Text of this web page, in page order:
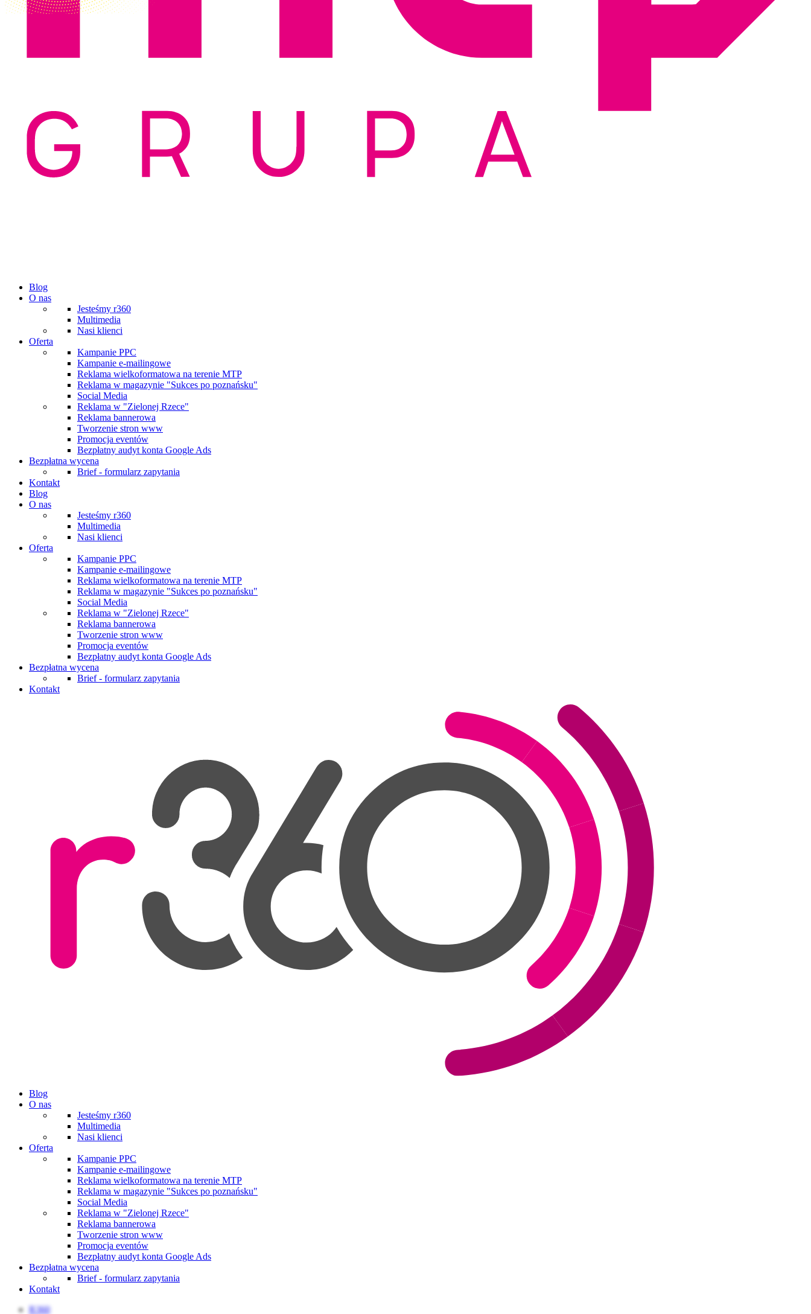
Blog
O nas
Jesteśmy r360
Multimedia
Nasi klienci
Oferta
Kampanie PPC
Kampanie e-mailingowe
Reklama wielkoformatowa na terenie MTP
Reklama w magazynie "Sukces po poznańsku"
Social Media
Reklama w "Zielonej Rzece"
Reklama bannerowa
Tworzenie stron www
Promocja eventów
Bezpłatny audyt konta Google Ads
Bezpłatna wycena
Brief - formularz zapytania
Kontakt
Blog
O nas
Jesteśmy r360
Multimedia
Nasi klienci
Oferta
Kampanie PPC
Kampanie e-mailingowe
Reklama wielkoformatowa na terenie MTP
Reklama w magazynie "Sukces po poznańsku"
Social Media
Reklama w "Zielonej Rzece"
Reklama bannerowa
Tworzenie stron www
Promocja eventów
Bezpłatny audyt konta Google Ads
Bezpłatna wycena
Brief - formularz zapytania
Kontakt
Blog
O nas
Jesteśmy r360
Multimedia
Nasi klienci
Oferta
Kampanie PPC
Kampanie e-mailingowe
Reklama wielkoformatowa na terenie MTP
Reklama w magazynie "Sukces po poznańsku"
Social Media
Reklama w "Zielonej Rzece"
Reklama bannerowa
Tworzenie stron www
Promocja eventów
Bezpłatny audyt konta Google Ads
Bezpłatna wycena
Brief - formularz zapytania
Kontakt
R360